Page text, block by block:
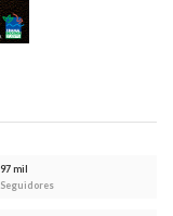
97 mil
Seguidores